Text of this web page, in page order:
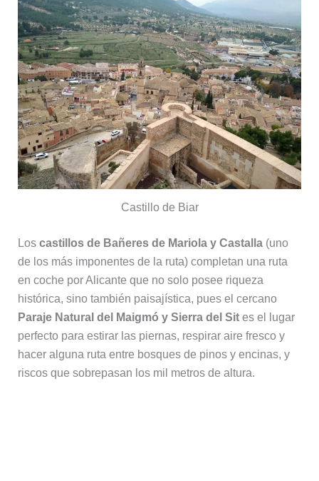
Castillo de Biar
Los castillos de Bañeres de Mariola y Castalla(uno
de los más imponentes de la ruta) completan una ruta
en coche por Alicante que no solo posee riqueza
histórica, sino también paisajística, pues el cercano
Paraje Natural del Maigmó y Sierra del Sites el lugar
perfecto para estirar las piernas, respirar aire fresco y
hacer alguna ruta entre bosques de pinos y encinas, y
riscos que sobrepasan los mil metros de altura.